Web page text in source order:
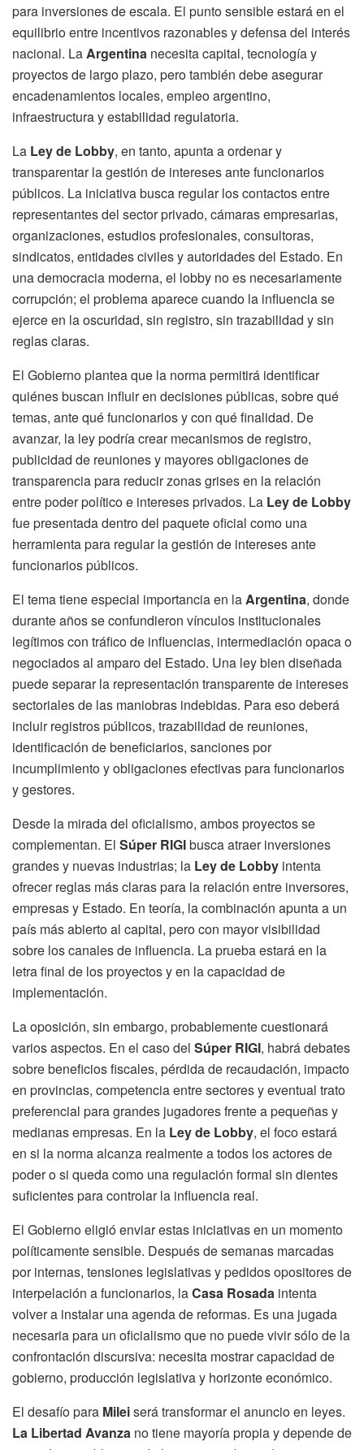
para inversiones de escala. El punto sensible estará en el
equilibrio entre incentivos razonables y defensa del interés
nacional. LaArgentina necesita capital, tecnología y
proyectos de largo plazo, pero también debe asegurar
encadenamientos locales, empleo argentino,
infraestructura y estabilidad regulatoria.
La Ley de Lobby, en tanto, apunta a ordenar y
transparentar la gestión de intereses ante funcionarios
públicos. La iniciativa busca regular los contactos entre
representantes del sector privado, cámaras empresarias,
organizaciones, estudios profesionales, consultoras,
sindicatos, entidades civiles y autoridades del Estado. En
una democracia moderna, el lobby no es necesariamente
corrupción; el problema aparece cuando la influencia se
ejerce en la oscuridad, sin registro, sin trazabilidad y sin
reglas claras.
El Gobierno plantea que la norma permitirá identificar
quiénes buscan influir en decisiones públicas, sobre qué
temas, ante qué funcionarios y con qué finalidad. De
avanzar, la ley podría crear mecanismos de registro,
publicidad de reuniones y mayores obligaciones de
transparencia para reducir zonas grises en la relación
entre poder político e intereses privados. La Ley de Lobby
fue presentada dentro del paquete oficial como una
herramienta para regular la gestión de intereses ante
funcionarios públicos.
El tema tiene especial importancia en laArgentina, donde
durante años se confundieron vínculos institucionales
legítimos con tráfico de influencias, intermediación opaca o
negociados al amparo del Estado. Una ley bien diseñada
puede separar la representación transparente de intereses
sectoriales de las maniobras indebidas. Para eso deberá
incluir registros públicos, trazabilidad de reuniones,
identificación de beneficiarios, sanciones por
incumplimiento y obligaciones efectivas para funcionarios
y gestores.
Desde la mirada del oficialismo, ambos proyectos se
complementan. El Súper RIGIbusca atraer inversiones
grandes y nuevas industrias; la Ley de Lobby intenta
ofrecer reglas más claras para la relación entre inversores,
empresas y Estado. En teoría, la combinación apunta a un
país más abierto al capital, pero con mayor visibilidad
sobre los canales de influencia. La prueba estará en la
letra final de los proyectos y en la capacidad de
implementación.
La oposición, sin embargo, probablemente cuestionará
varios aspectos. En el caso del Súper RIGI, habrá debates
sobre beneficios fiscales, pérdida de recaudación, impacto
en provincias, competencia entre sectores y eventual trato
preferencial para grandes jugadores frente a pequeñas y
medianas empresas. En la Ley de Lobby, el foco estará
en si la norma alcanza realmente a todos los actores de
poder o si queda como una regulación formal sin dientes
suficientes para controlar la influencia real.
El Gobierno eligió enviar estas iniciativas en un momento
políticamente sensible. Después de semanas marcadas
por internas, tensiones legislativas y pedidos opositores de
interpelación a funcionarios, laCasa Rosada intenta
volver a instalar una agenda de reformas. Es una jugada
necesaria para un oficialismo que no puede vivir sólo de la
confrontación discursiva: necesita mostrar capacidad de
gobierno, producción legislativa y horizonte económico.
El desafío para Mileiserá transformar el anuncio en leyes.
La Libertad Avanza no tiene mayoría propia y depende de